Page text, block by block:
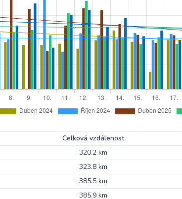
Celková vzdálenost
320.2 km
323.8 km
385.5 km
385.9 km